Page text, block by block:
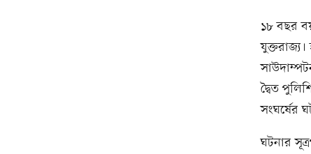
১৮ বছর
দ্বৈত
সংঘর্ষের
ঘটনার